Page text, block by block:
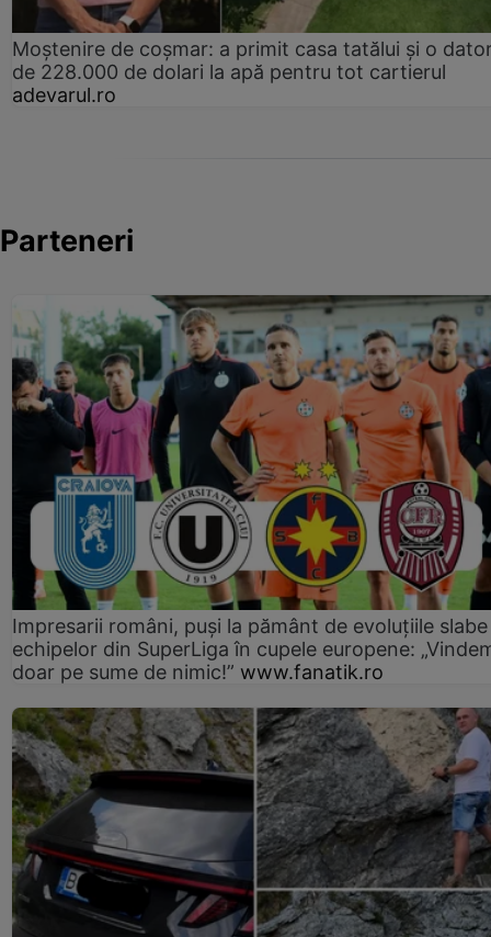
Moștenire de coșmar: a primit casa tatălui și o
de 228.000 de dolari la apă pentru tot cartierul
adevarul.ro
Parteneri
Impresarii români, puși la pământ de evoluțiile slabe
echipelor din SuperLiga în cupele europene:
doar pe sume de nimic!” www.fanatik.ro